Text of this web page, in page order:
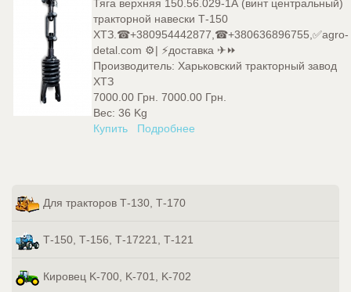
Тяга верхняя 150.56.029-1А (винт центральный)
тракторной навески Т-150
ХТЗ.☎+380954442877,☎+380636896755,✅agro-
detal.com ⚙️| ⚡доставка ✈⏩
Производитель: Харьковский тракторный завод
ХТЗ
7000.00 Грн. 7000.00 Грн.
Вес: 36 Kg
Купить
Подробнее
Для тракторов Т-130, Т-170
Т-150, Т-156, Т-17221, Т-121
Кировец K-700, K-701, K-702